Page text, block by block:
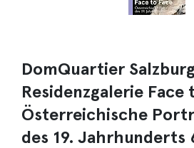
DomQuartier Salzburg
Residenzgalerie Face
Österreichische
des 19. Jahrhunderts